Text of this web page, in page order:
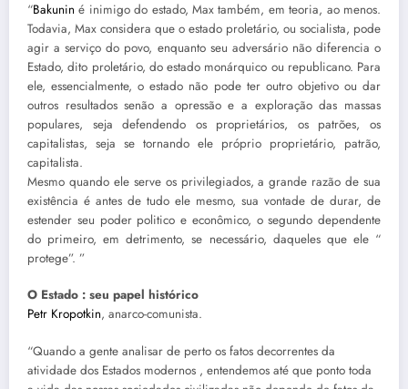
“Bakunin é inimigo do estado, Max também, em teoria, ao menos.
Todavia, Max considera que o estado proletário, ou socialista, pode
agir a serviço do povo, enquanto seu adversário não diferencia o
Estado, dito proletário, do estado monárquico ou republicano. Para
ele, essencialmente, o estado não pode ter outro objetivo ou dar
outros resultados senão a opressão e a exploração das massas
populares, seja defendendo os proprietários, os patrões, os
capitalistas, seja se tornando ele próprio proprietário, patrão,
capitalista.
Mesmo quando ele serve os privilegiados, a grande razão de sua
existência é antes de tudo ele mesmo, sua vontade de durar, de
estender seu poder politico e econômico, o segundo dependente
do primeiro, em detrimento, se necessário, daqueles que ele “
protege”. ”
O Estado : seu papel histórico
Petr Kropotkin, anarco-comunista.
“Quando a gente analisar de perto os fatos decorrentes da
atividade dos Estados modernos , entendemos até que ponto toda